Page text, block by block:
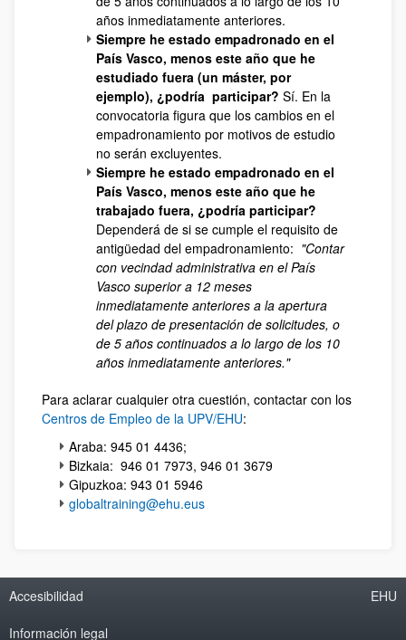
años inmediatamente anteriores.
Siempre he estado empadronado en el
País Vasco, menos este año que he
estudiado fuera (un máster, por
ejemplo), ¿podría participar? Sí. En la
convocatoria figura que los cambios en el
empadronamiento por motivos de estudio
no serán excluyentes.
Siempre he estado empadronado en el
País Vasco, menos este año que he
trabajado fuera, ¿podría participar?
Dependerá de si se cumple el requisito de
antigüedad del empadronamiento: "Contar
con vecindad administrativa en el País
Vasco superior a 12 meses
inmediatamente anteriores a la apertura
del plazo de presentación de solicitudes, o
de 5 años continuados a lo largo de los 10
años inmediatamente anteriores."
Para aclarar cualquier otra cuestión, contactar con los
Centros de Empleo de la UPV/EHU:
Araba: 945 01 4436;
Bizkaia: 946 01 7973, 946 01 3679
Gipuzkoa: 943 01 5946
globaltraining@ehu.eus
Accesibilidad
Información legal
EHU